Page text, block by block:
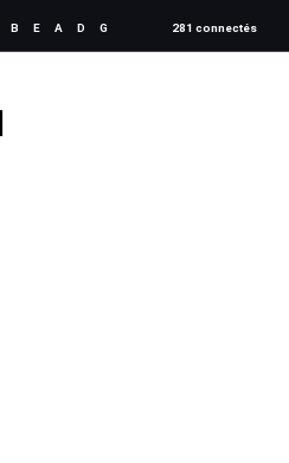
B E A D G 281 connectés